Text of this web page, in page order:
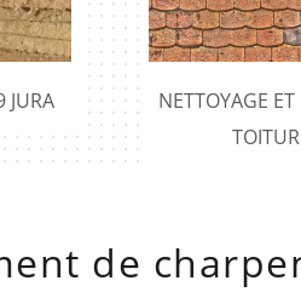
JURA
NETTOYAGE
de